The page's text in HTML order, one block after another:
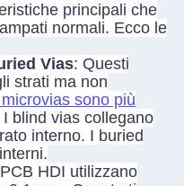
principali che
normali. Ecco le
Vias: Questi
strati ma non
sono più
I blind vias collegano
interno. I buried
HDI utilizzano